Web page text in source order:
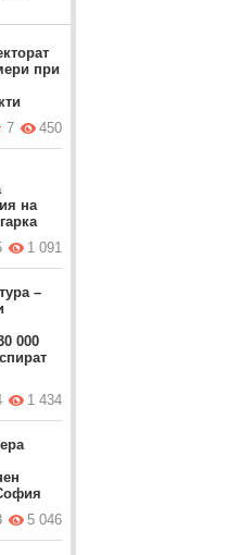
при
450
7
на
1 091
–
000
1 434
5 046